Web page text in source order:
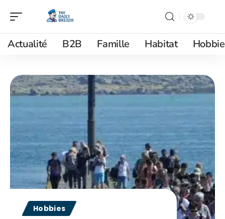
Actualité B2B Famille Habitat
Hobbies